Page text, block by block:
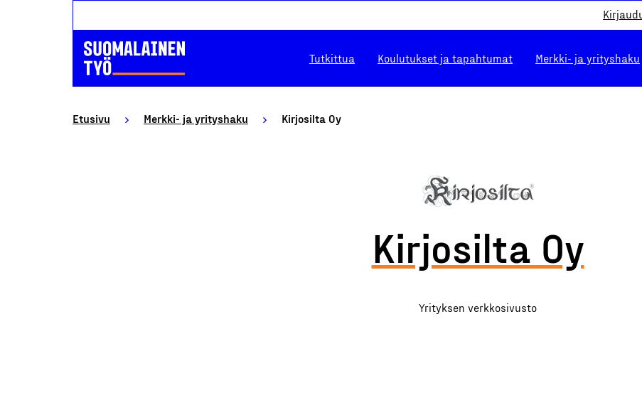
Tutkittua Koulutukset ja tapahtumat Merkki- ja yrityshaku
Etusivu Merkki- ja yrityshaku Kirjosilta Oy
Kirjosilta Oy
Yrityksen verkkosivusto